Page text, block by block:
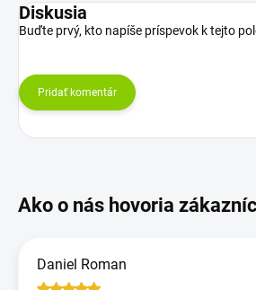
Diskusia
Buďte prvý, kto napíše príspevok k tejto
Pridať komentár
Daniel Roman